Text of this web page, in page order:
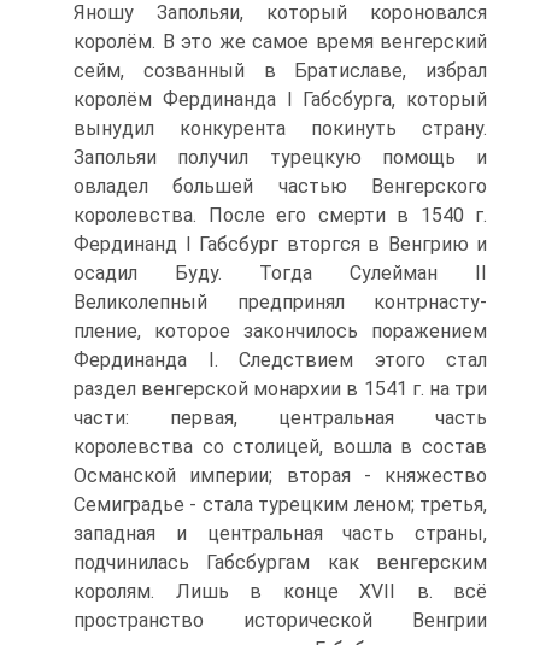
Яношу Запольяи, который короно­вался
королём. В это же самое время венгерский
сейм, созванный в Братиславе, избрал
королём Фердинанда I Габсбурга, который
вынудил конкурента покинуть страну.
Запольяи получил турецкую помощь и
овладел большей частью Венгер­ского
королевства. После его смерти в 1540 г.
Фердинанд I Габсбург вторгся в Вен­грию и
осадил Буду. Тогда Сулейман II
Великолепный предпринял контрнасту­
пление, которое закончилось поражением
Фердинанда I. Следствием этого стал
раздел венгерской монархии в 1541 г. на три
части: первая, центральная часть
королевства со столицей, вошла в состав
Османской империи; вторая - княже­ство
Семиградье - стала турецким леном; третья,
западная и центральная часть страны,
подчинилась Габсбургам как венгерским
королям. Лишь в конце XVII в. всё
пространство исторической Венгрии